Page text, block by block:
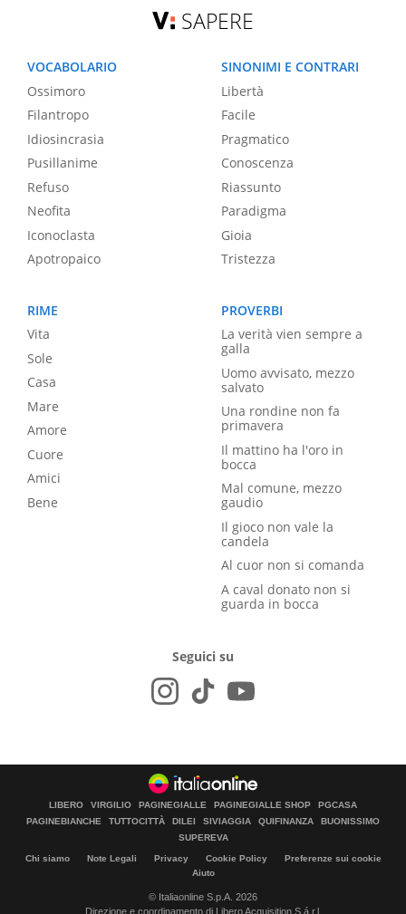
SAPERE
VOCABOLARIO
Ossimoro
Filantropo
Idiosincrasia
Pusillanime
Refuso
Neofita
Iconoclasta
Apotropaico
SINONIMI E CONTRARI
Libertà
Facile
Pragmatico
Conoscenza
Riassunto
Paradigma
Gioia
Tristezza
RIME
Vita
Sole
Casa
Mare
Amore
Cuore
Amici
Bene
PROVERBI
La verità vien sempre a
galla
Uomo avvisato, mezzo
salvato
Una rondine non fa
primavera
Il mattino ha l'oro in
bocca
Mal comune, mezzo
gaudio
Il gioco non vale la
candela
Al cuor non si comanda
A caval donato non si
guarda in bocca
Seguici su
LIBERO VIRGILIO PAGINEGIALLE PAGINEGIALLE SHOP
PGCASA
PAGINEBIANCHE
TUTTOCITTÀ DILEI SIVIAGGIA QUIFINANZA
BUONISSIMO
SUPEREVA
Chi siamo Note Legali Privacy Cookie Policy
Preferenze sui cookie
Aiuto
© Italiaonline S.p.A. 2026
Direzione e coordinamento di Libero Acquisition S.á r.l.